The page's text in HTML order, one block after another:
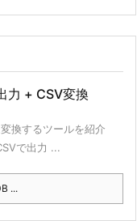
力 + CSV変換
換するツールを紹介
で出力 ...
...